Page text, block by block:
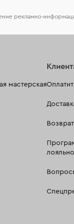
рекламно-
мастерская
Возврат